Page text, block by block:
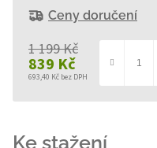
1 199 Kč
839 Kč
693,40 Kč bez DPH
Ceny doručení